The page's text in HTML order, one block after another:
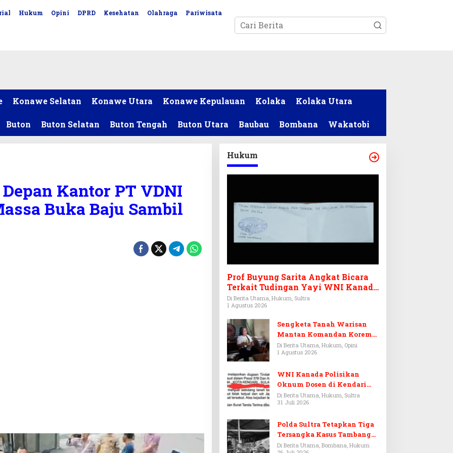
Hukum Opini DPRD Kesehatan Olahraga Pariwisata
Konawe Selatan Konawe Utara Konawe Kepulauan Kolaka Kolaka Utara
Buton Buton Selatan Buton Tengah Buton Utara Baubau Bombana Wakatobi
Kantor PT VDNI
Buka Baju Sambil
Hukum
Prof Buyung Sarita Angkat Bicara
Terkait Tudingan Yayi WNI Kanada
Ditagih Utang Rp3,6 Miliar
Di Berita Utama, Hukum, Sultra
1 Agustus 2026
Sengketa Tanah Warisan
Mantan Komandan Korem
143/HO, Ketika Warisan
Menjadi Arena Pemerasan
Di Berita Utama, Hukum, Opini
1 Agustus 2026
WNI Kanada Polisikan
Oknum Dosen di Kendari
Terkait Aset Puluhan Miliar
Di Berita Utama, Hukum, Sultra
31 Juli 2026
Polda Sultra Tetapkan Tiga
Tersangka Kasus Tambang
Emas Ilegal di Bombana
Di Berita Utama, Bombana, Hukum